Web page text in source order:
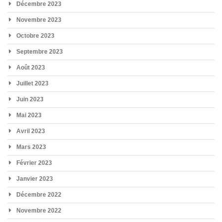
Décembre 2023
Novembre 2023
Octobre 2023
Septembre 2023
Août 2023
Juillet 2023
Juin 2023
Mai 2023
Avril 2023
Mars 2023
Février 2023
Janvier 2023
Décembre 2022
Novembre 2022